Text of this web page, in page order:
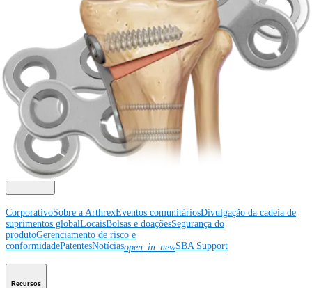
Cotovelo Mão e punhoPé e
OrtobiológicosCirurgia cardiotorácica
Coluna
vertebralImagem e ressecção
Educação médica
Educação médica Descrição dos cursosCalendário dos cursos
LocaisNossa equipe de educação médicaOrthoPedia
Corporativo
CorporativoSobre a ArthrexEventos comunitáriosDivulgação da cadeia de
suprimentos globalLocaisBolsas e doaçõesSegurança do
produtoGerenciamento de risco e
conformidadePatentesNotíciasopen_in_newSBA Support
Recursos